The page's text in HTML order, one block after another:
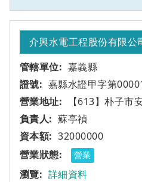
介興水電工程股份有限公
嘉義縣
嘉縣水證甲字第
【613】朴子市
蘇亭禎
32000000
營業
詳細資料